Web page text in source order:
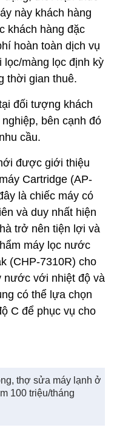
này khách hàng
khách hàng đặc
hoàn toàn dịch vụ
màng lọc định kỳ
thời gian thuê.
đối tượng khách
bên cạnh đó
cầu.
được giới thiệu
Cartridge (AP-
là chiếc máy có
và duy nhất hiện
trở nên tiện lợi và
máy lọc nước
(CHP-7310R) cho
nước với nhiệt độ và
có thể lựa chọn
C để phục vụ cho
thợ sửa máy lạnh ở
100 triệu/tháng